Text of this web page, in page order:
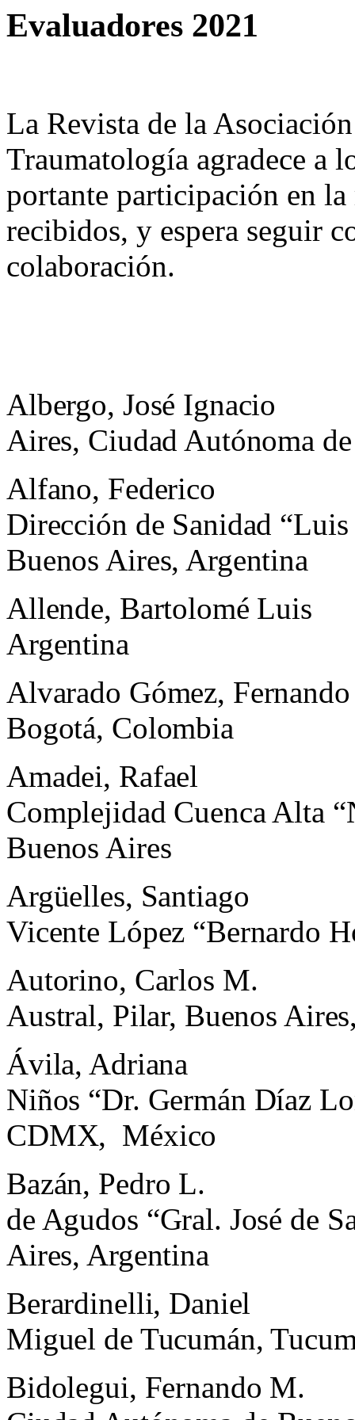
Evaluadores 2021
La Revista de la
Traumatología agradece a
portante participación en
recibidos, y espera seguir
colaboración.
Albergo, José Ignacio
Aires, Ciudad Autónoma
Alfano, Federico
Dirección de Sanidad
Buenos Aires, Argentina
Allende, Bartolomé Luis
Argentina
Alvarado Gómez, Fernando
Bogotá, Colombia
Amadei, Rafael
Complejidad Cuenca Alta
Buenos Aires
Argüelles, Santiago
Vicente López “Bernardo
Autorino, Carlos M.
Austral, Pilar, Buenos
Ávila, Adriana
Niños “Dr. Germán Díaz
CDMX, México
Bazán, Pedro L.
de Agudos “Gral. José de
Aires, Argentina
Berardinelli, Daniel
Miguel de Tucumán,
Bidolegui, Fernando M.